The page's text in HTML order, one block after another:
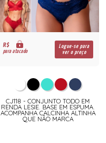
R$
para atacado
Logue-se para
ver o preço
CJ118 - CONJUNTO TODO EM
RENDA LESIE. BASE EM ESPUMA.
ACOMPANHA CALCINHA ALTINHA
QUE NÃO MARCA